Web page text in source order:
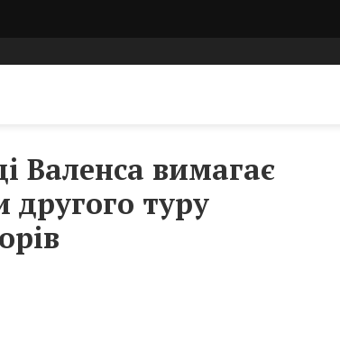
Валенса вимагає
другого туру